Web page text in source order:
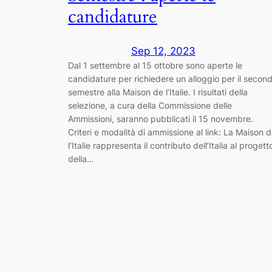
candidature
Sep 12, 2023
Dal 1 settembre al 15 ottobre sono aperte le
candidature per richiedere un alloggio per il
semestre alla Maison de l’Italie. I risultati della
selezione, a cura della Commissione delle
Ammissioni, saranno pubblicati il 15 novembre.
Criteri e modalità di ammissione al link: La Maison
l’Italie rappresenta il contributo dell’Italia al
della…